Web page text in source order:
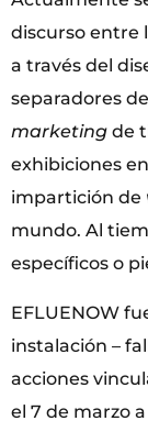
discurso entre
a través del
separadores
marketing de
exhibiciones
impartición de
mundo. Al
específicos o
EFLUENOW
instalación –
acciones
el 7 de marzo